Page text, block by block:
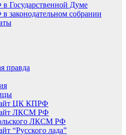
Государственной Думе
законодательном собрании
правда
ЦК КПРФ
ЛКСМ РФ
ЛКСМ РФ
“Русского лада”